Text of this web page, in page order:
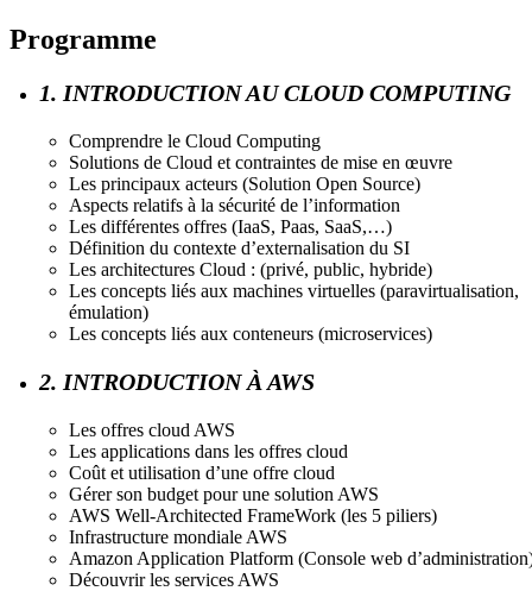
Programme
1. INTRODUCTION AU CLOUD COMPUTING
Comprendre le Cloud Computing
Solutions de Cloud et contraintes de mise en œuvre
Les principaux acteurs (Solution Open Source)
Aspects relatifs à la sécurité de l’information
Les différentes offres (IaaS, Paas, SaaS,…)
Définition du contexte d’externalisation du SI
Les architectures Cloud : (privé, public, hybride)
Les concepts liés aux machines virtuelles (paravirtualisation,
émulation)
Les concepts liés aux conteneurs (microservices)
2. INTRODUCTION À AWS
Les offres cloud AWS
Les applications dans les offres cloud
Coût et utilisation d’une offre cloud
Gérer son budget pour une solution AWS
AWS Well-Architected FrameWork (les 5 piliers)
Infrastructure mondiale AWS
Amazon Application Platform (Console web
Découvrir les services AWS